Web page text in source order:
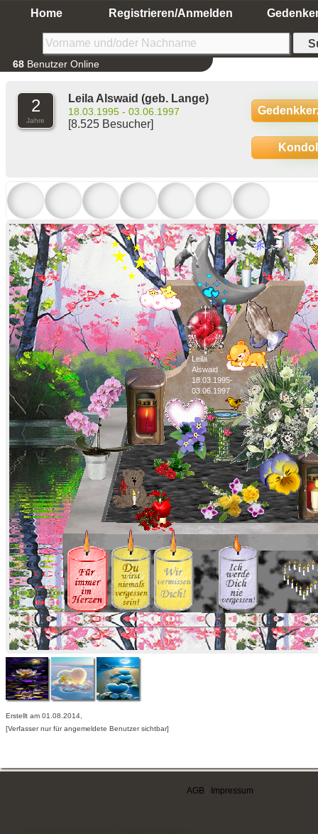
Home Registrieren/Anmelden
68 Benutzer Online
2
Jahre
Leila Alswaid (geb. Lange)
18.03.1995 - 03.06.1997
[8.525 Besucher]
Leila
Alswaid
18.03.1995-
03.06.1997
Erstellt am 01.08.2014,
[Verfasser nur für angemeldete Benutzer sichtbar]
AGB Impressum